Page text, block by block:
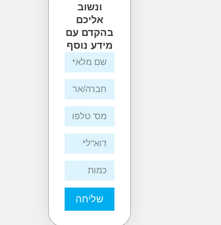
אליכם
בהקדם עם
מידע נוסף
שליחה